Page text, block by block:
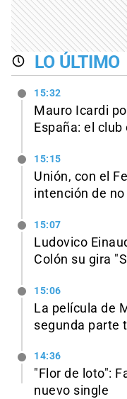
LO ÚLTIMO
15:32
Mauro Icardi
España: el
15:15
Unión, con el
intención de
15:07
Ludovico
Colón su gira
15:06
La película de
segunda parte
14:36
"Flor de loto":
nuevo single